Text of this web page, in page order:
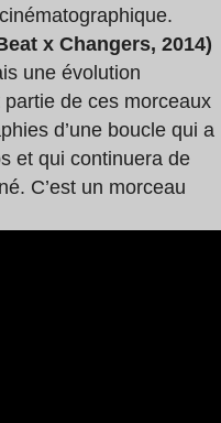
x Changers, 2014)
une évolution
de ces morceaux
d’une boucle qui a
et qui continuera de
C’est un morceau